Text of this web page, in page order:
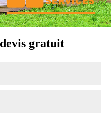
gratuit